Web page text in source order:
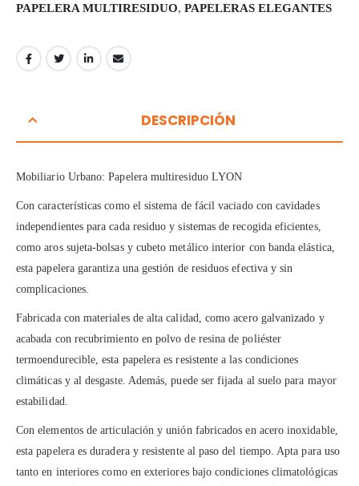
PAPELERA MULTIRESIDUO, PAPELERAS ELEGANTES
DESCRIPCIÓN
Mobiliario Urbano: Papelera multiresiduo LYON
Con características como el sistema de fácil vaciado con cavidades
independientes para cada residuo y sistemas de recogida eficientes,
como aros sujeta-bolsas y cubeto metálico interior con banda elástica,
esta papelera garantiza una gestión de residuos efectiva y sin
complicaciones.
Fabricada con materiales de alta calidad, como acero galvanizado y
acabada con recubrimiento en polvo de resina de poliéster
termoendurecible, esta papelera es resistente a las condiciones
climáticas y al desgaste. Además, puede ser fijada al suelo para mayor
estabilidad.
Con elementos de articulación y unión fabricados en acero inoxidable,
esta papelera es duradera y resistente al paso del tiempo. Apta para uso
tanto en interiores como en exteriores bajo condiciones climatológicas